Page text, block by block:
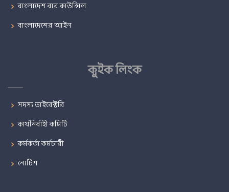
বাংলাদেশ বার কাউন্সিল
বাংলাদেশের আইন
কুইক লিংক
সদস্য ডাইরেক্টরি
কার্যনির্বাহী কমিটি
কর্মকর্তা কর্মচারী
নোটিশ